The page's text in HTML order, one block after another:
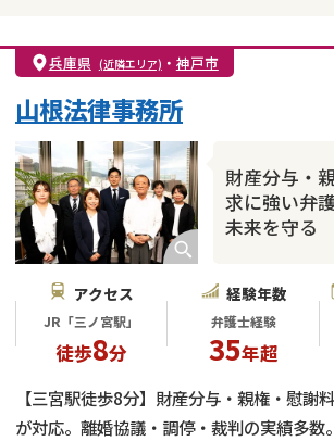
兵庫県 (近隣エリア) ・ 神戸市
財産分与・
求に強い弁
未来を守る
山根法律事務所
アクセス
JR「三ノ宮駅」
徒歩8分
経験年数
弁護士経験
35年超
【三宮駅徒歩8分】財産分与・親権・慰謝
が対応。離婚協議・調停・裁判の実績多数